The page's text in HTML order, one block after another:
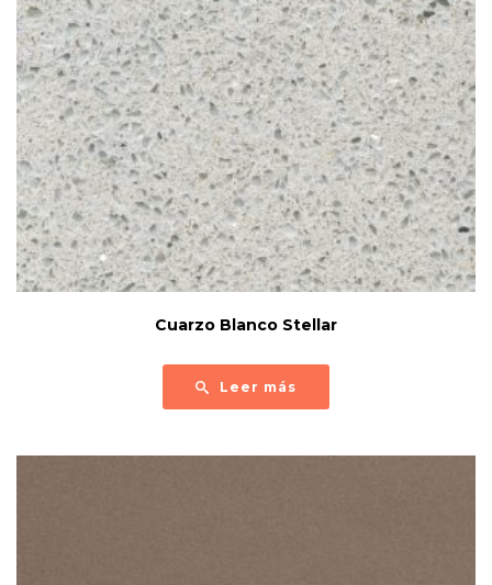
Cuarzo Blanco Stellar
Leer más